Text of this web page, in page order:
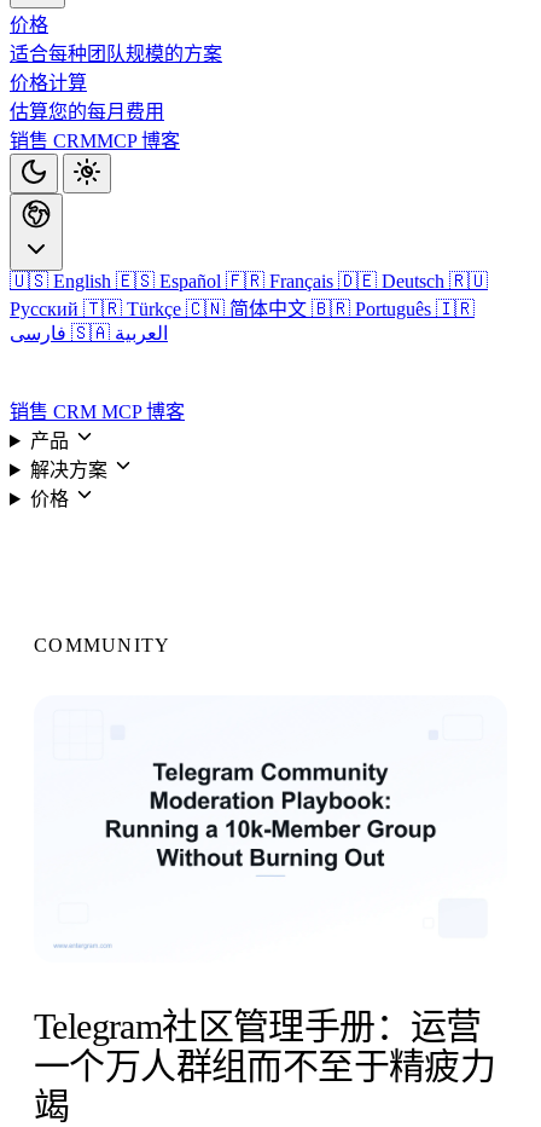
价格
适合每种团队规模的方案
价格计算
估算您的每月费用
销售 CRMMCP博客
🇺🇸 English 🇪🇸 Español 🇫🇷 Français 🇩🇪 Deutsch 🇷🇺
Русский 🇹🇷 Türkçe 🇨🇳 简体中文 🇧🇷 Português 🇮🇷
🇸🇦 العربية
销售 CRM MCP博客
产品
解决方案
价格
COMMUNITY
Telegram社区管理手册：运营
一个万人群组而不至于精疲力
竭